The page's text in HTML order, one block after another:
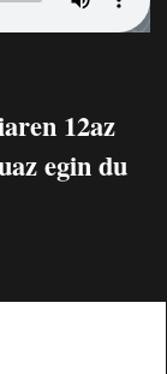
12az
egin du